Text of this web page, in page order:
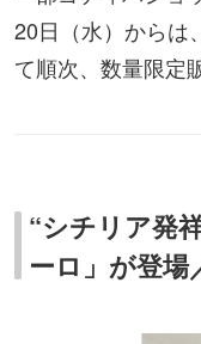
20日（水）からは
て順次、数量限定
“シチリア発
ーロ」が登